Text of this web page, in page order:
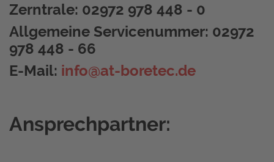
Zerntrale: 02972 978 448 - 0
Allgemeine Servicenummer: 02972
978 448 - 66
E-Mail: info@at-boretec.de
Ansprechpartner: